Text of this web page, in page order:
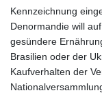
Kennzeichnung
Denormandie will
gesündere
Brasilien oder der
Kaufverhalten der